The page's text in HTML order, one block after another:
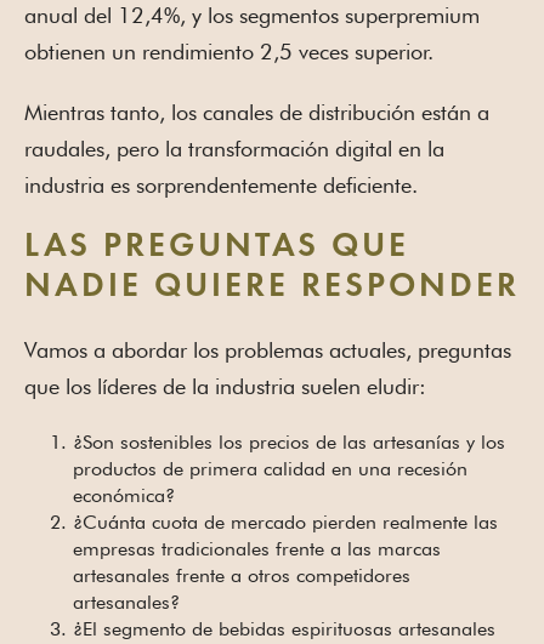
anual del 12,4%, y los segmentos superpremium
obtienen un rendimiento 2,5 veces superior.
Mientras tanto, los canales de distribución están a
raudales, pero la transformación digital en la
industria es sorprendentemente deficiente.
LAS PREGUNTAS QUE
NADIE QUIERE RESPONDER
Vamos a abordar los problemas actuales, preguntas
que los líderes de la industria suelen eludir:
¿Son sostenibles los precios de las artesanías y los
productos de primera calidad en una recesión
económica?
¿Cuánta cuota de mercado pierden realmente las
empresas tradicionales frente a las marcas
artesanales frente a otros competidores
artesanales?
¿El segmento de bebidas espirituosas artesanales